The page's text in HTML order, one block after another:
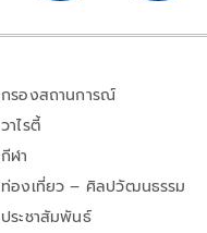
กรองสถานการณ์
วาไรตี้
กีฬา
ท่องเที่ยว – ศิลปวัฒนธรรม
ประชาสัมพันธ์